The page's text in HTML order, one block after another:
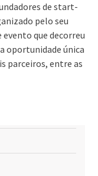
de start-
pelo seu
evento que decorreu
oportunidade única
parceiros, entre as